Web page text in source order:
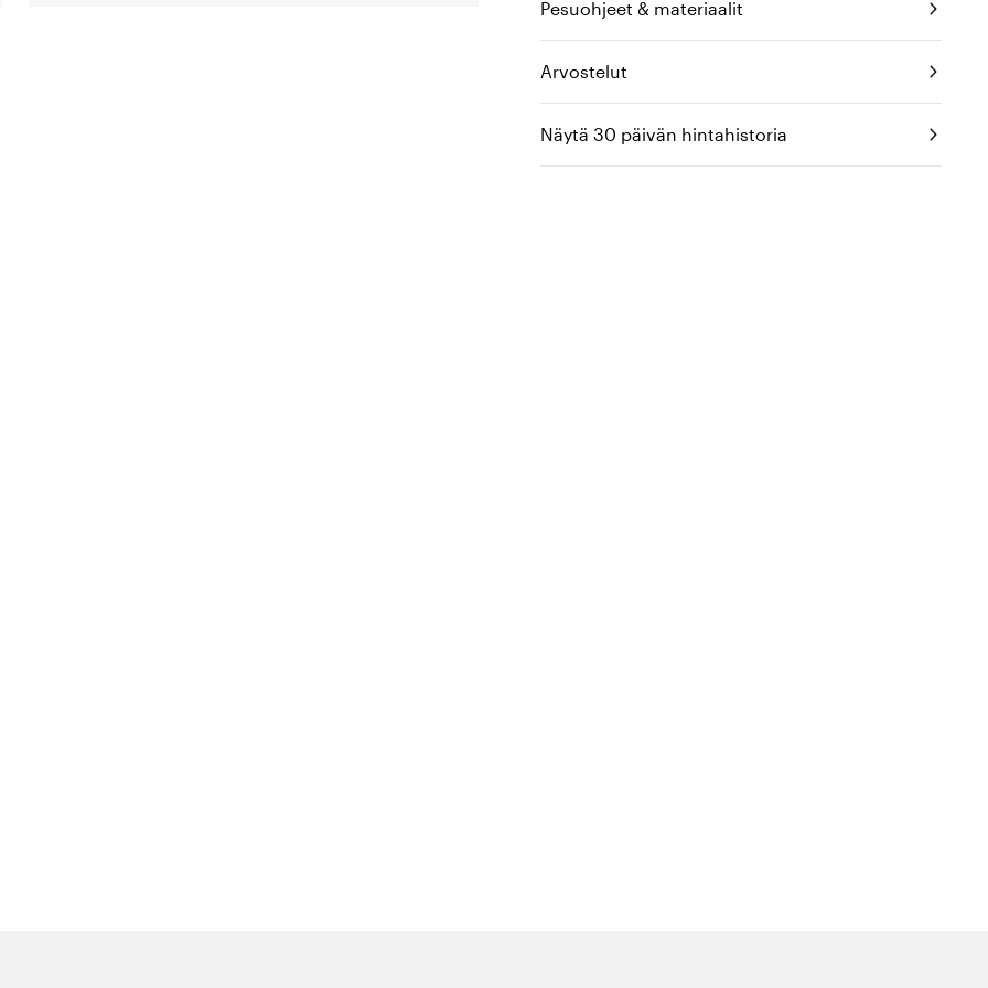
Pesuohjeet & materiaalit
Arvostelut
Näytä 30 päivän hintahistoria